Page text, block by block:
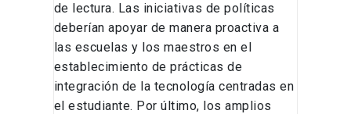
de lectura. Las iniciativas de políticas
deberían apoyar de manera proactiva a
las escuelas y los maestros en el
establecimiento de prácticas de
integración de la tecnología centradas en
el estudiante. Por último, los amplios